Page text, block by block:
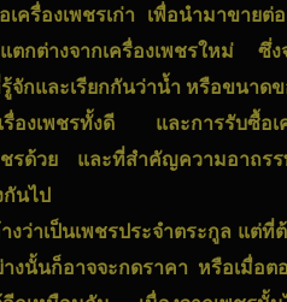
เครื่องเพชรเก่า เพื่อนำมาขายต่
กต่างจากเครื่องเพชรใหม่ ซึ่ง
กและเรียกกันว่าน้ำ หรือขนาดข
รื่องเพชรทั้งดี และการรับซื้อเ
รด้วย และที่สำคัญความอาถร
นไป
ว่าเป็นเพชรประจำตระกูล แต่ที่
นั้นก็อาจจะกดราคา หรือเมื่อต